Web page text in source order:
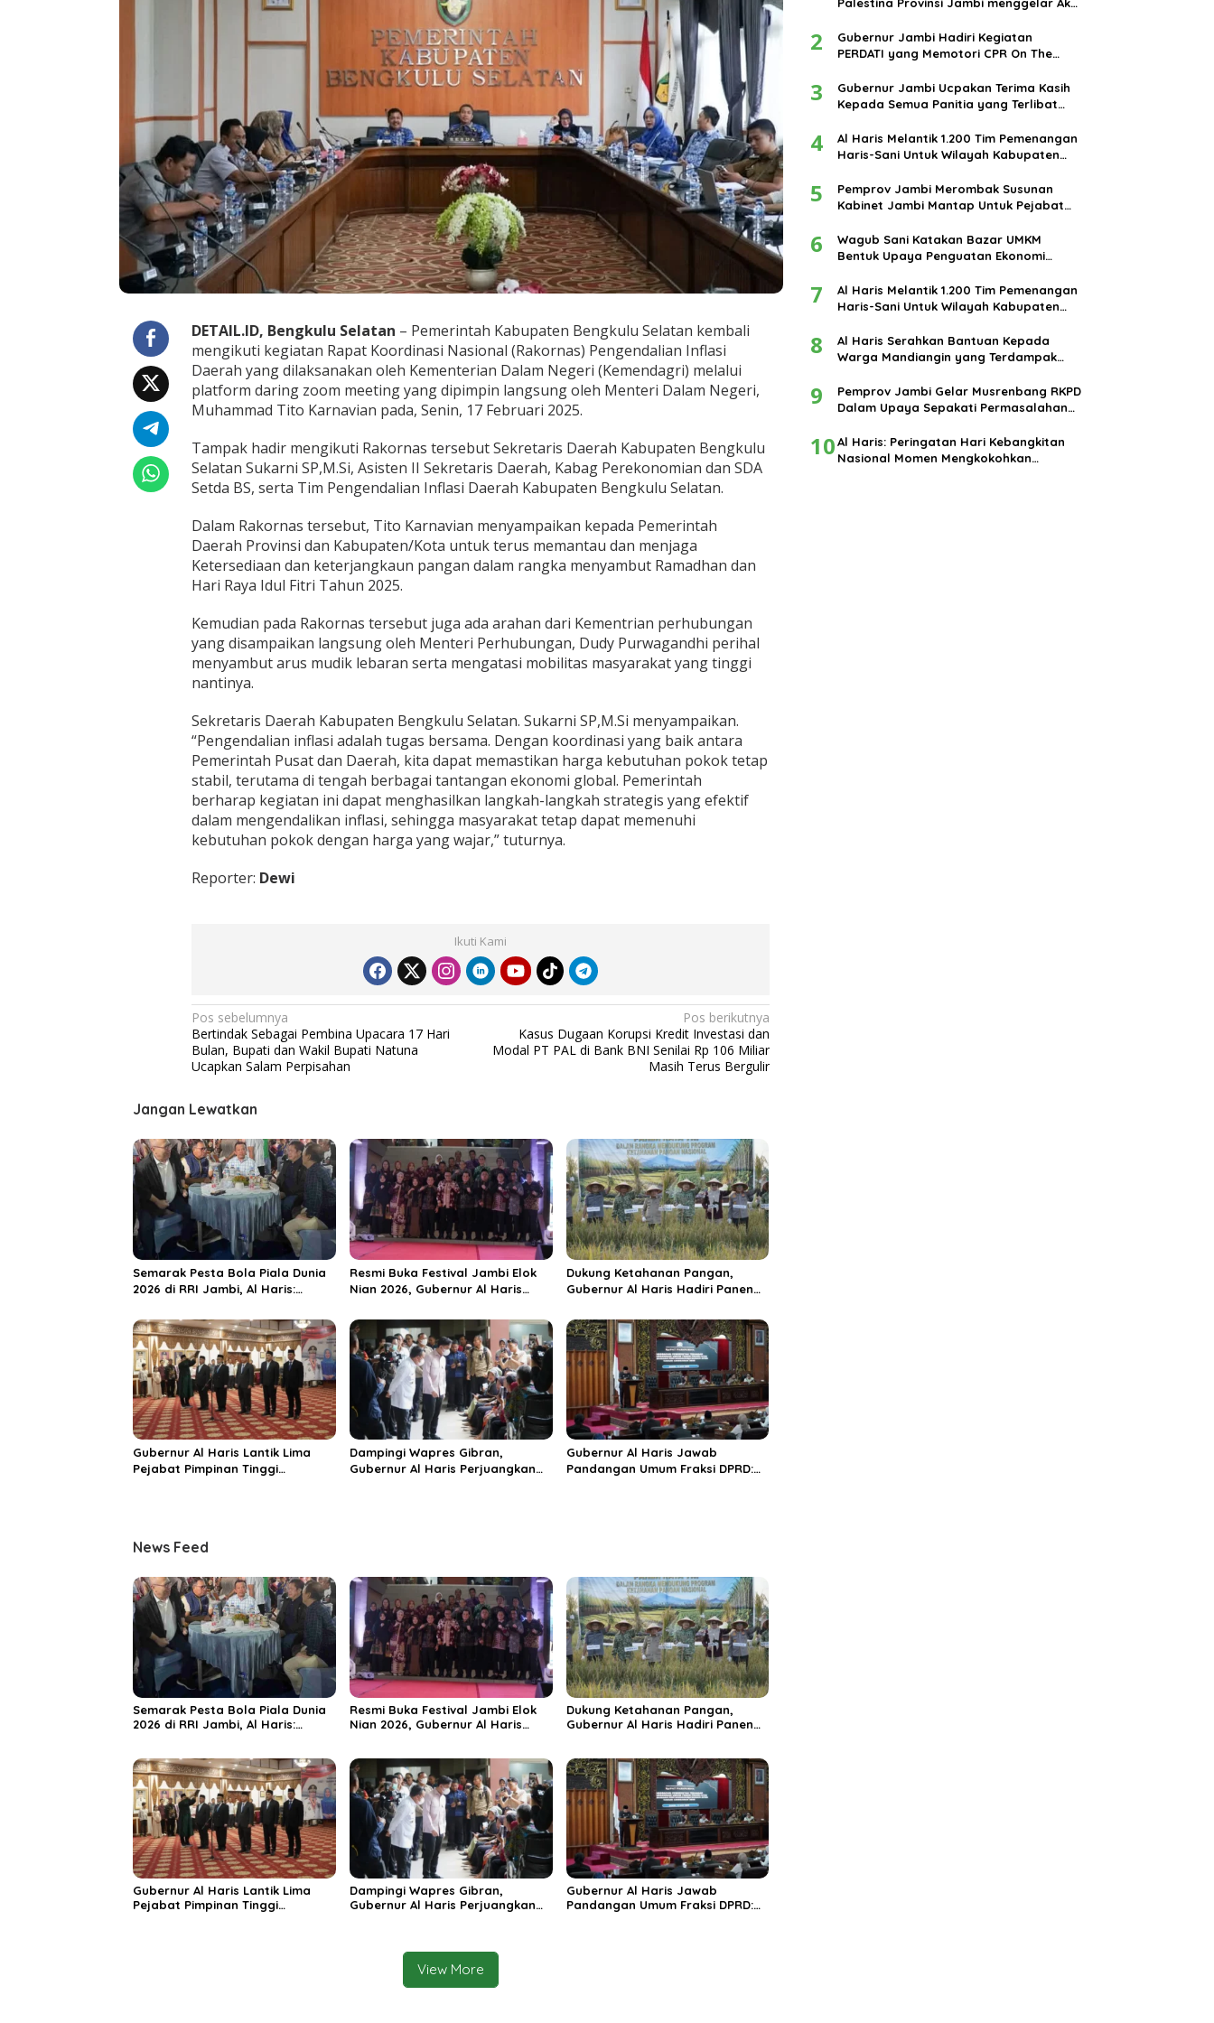
h
e
n
l
u
S
e
l
a
t
a
l
r
A
a
r
a
a
o
r
a
s
e
n
e
n
d
a
a
n
n
f
l
a
s
i
a
DETAIL.ID, Bengkulu Selatan – Pemerintah Kabupaten Bengkulu Selatan kembali
mengikuti kegiatan Rapat Koordinasi Nasional (Rakornas) Pengendalian Inflasi
Daerah yang dilaksanakan oleh Kementerian Dalam Negeri (Kemendagri) melalui
platform daring zoom meeting yang dipimpin langsung oleh Menteri Dalam Negeri,
Muhammad Tito Karnavian pada, Senin, 17 Februari 2025.
Tampak hadir mengikuti Rakornas tersebut Sekretaris Daerah Kabupaten Bengkulu
Selatan Sukarni SP,M.Si, Asisten II Sekretaris Daerah, Kabag Perekonomian dan SDA
Setda BS, serta Tim Pengendalian Inflasi Daerah Kabupaten Bengkulu Selatan.
Dalam Rakornas tersebut, Tito Karnavian menyampaikan kepada Pemerintah
Daerah Provinsi dan Kabupaten/Kota untuk terus memantau dan menjaga
Ketersediaan dan keterjangkaun pangan dalam rangka menyambut Ramadhan dan
Hari Raya Idul Fitri Tahun 2025.
Kemudian pada Rakornas tersebut juga ada arahan dari Kementrian perhubungan
yang disampaikan langsung oleh Menteri Perhubungan, Dudy Purwagandhi perihal
menyambut arus mudik lebaran serta mengatasi mobilitas masyarakat yang tinggi
nantinya.
Sekretaris Daerah Kabupaten Bengkulu Selatan. Sukarni SP,M.Si menyampaikan.
“Pengendalian inflasi adalah tugas bersama. Dengan koordinasi yang baik antara
Pemerintah Pusat dan Daerah, kita dapat memastikan harga kebutuhan pokok tetap
stabil, terutama di tengah berbagai tantangan ekonomi global. Pemerintah
berharap kegiatan ini dapat menghasilkan langkah-langkah strategis yang efektif
dalam mengendalikan inflasi, sehingga masyarakat tetap dapat memenuhi
kebutuhan pokok dengan harga yang wajar,” tuturnya.
Reporter: Dewi
Ikuti Kami
N
a
v
i
g
a
s
i
p
o
s
Pos sebelumnya
Bertindak Sebagai Pembina Upacara 17 Hari
Bulan, Bupati dan Wakil Bupati Natuna
Ucapkan Salam Perpisahan
Pos berikutnya
Kasus Dugaan Korupsi Kredit Investasi dan
Modal PT PAL di Bank BNI Senilai Rp 106 Miliar
Masih Terus Bergulir
Jangan Lewatkan
Semarak Pesta Bola Piala Dunia
2026 di RRI Jambi, Al Haris:
Rakyat
Resmi Buka Festival Jambi Elok
Nian 2026, Gubernur Al Haris
Destinasi Wisata Budaya
Unggulan
Dukung Ketahanan Pangan,
Gubernur Al Haris Hadiri Panen
Tanjungjabung Timur
Gubernur Al Haris Lantik Lima
Pejabat Pimpinan Tinggi
Dampingi Wapres Gibran,
Gubernur Al Haris Perjuangkan
Gubernur Al Haris Jawab
Pandangan Umum Fraksi DPRD:
News Feed
Semarak Pesta Bola Piala Dunia
2026 di RRI Jambi, Al Haris:
Resmi Buka Festival Jambi Elok
Nian 2026, Gubernur Al Haris
Unggulan
Dukung Ketahanan Pangan,
Gubernur Al Haris Hadiri Panen
Gubernur Al Haris Lantik Lima
Pejabat Pimpinan Tinggi
Dampingi Wapres Gibran,
Gubernur Al Haris Perjuangkan
Gubernur Al Haris Jawab
Pandangan Umum Fraksi DPRD:
View More
Palestina Provinsi Jambi menggelar Aksi
kota Jambi.
2
Gubernur Jambi Hadiri Kegiatan
PERDATI yang Memotori CPR On The
3
Gubernur Jambi Ucpakan Terima Kasih
Kepada Semua Panitia yang Terlibat
Tahun 2024
4
Al Haris Melantik 1.200 Tim Pemenangan
Haris-Sani Untuk Wilayah Kabupaten
5
Pemprov Jambi Merombak Susunan
Kabinet Jambi Mantap Untuk Pejabat
6
Wagub Sani Katakan Bazar UMKM
Bentuk Upaya Penguatan Ekonomi
7
Al Haris Melantik 1.200 Tim Pemenangan
Haris-Sani Untuk Wilayah Kabupaten
8
Al Haris Serahkan Bantuan Kepada
Warga Mandiangin yang Terdampak
9
Pemprov Jambi Gelar Musrenbang RKPD
Dalam Upaya Sepakati Permasalahan
10Al Haris: Peringatan Hari Kebangkitan
Nasional Momen Mengkokohkan